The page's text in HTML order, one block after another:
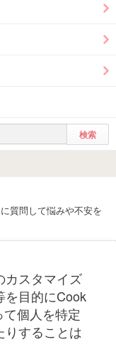
質問して悩みや不安を
カスタマイズ
を目的にCook
個人を特定
りすることは
配信中